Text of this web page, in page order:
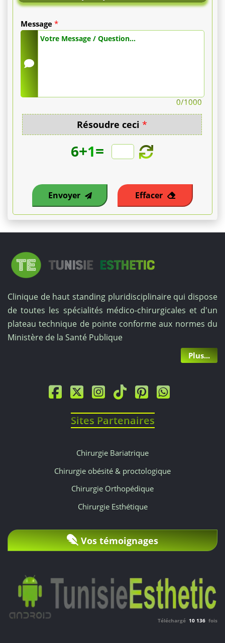
Une
charge
complète
est
établie
sur
devis
personnalisé.
Ces
chers
qu'en
sans
compromis
Message *
0/1000
Résoudre ceci *
6+1=
Envoyer Effacer
Clinique de haut standing pluridisciplinaire qui dispose
de toutes les spécialités médico-chirurgicales et d'un
plateau technique de pointe conforme aux normes du
Ministère de la Santé Publique
Plus...
Sites Partenaires
Chirurgie Bariatrique
Chirurgie obésité & proctologique
Chirurgie Orthopédique
Chirurgie Esthétique
Vos témoignages
Téléchargé 10 136 fois